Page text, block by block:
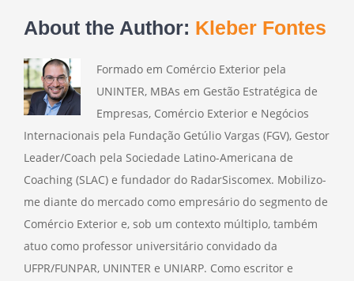
About the Author: Kleber Fontes
Formado em Comércio Exterior pela
UNINTER, MBAs em Gestão Estratégica de
Empresas, Comércio Exterior e Negócios
Internacionais pela Fundação Getúlio Vargas (FGV), Gestor
Leader/Coach pela Sociedade Latino-Americana de
Coaching (SLAC) e fundador do RadarSiscomex. Mobilizo-
me diante do mercado como empresário do segmento de
Comércio Exterior e, sob um contexto múltiplo, também
atuo como professor universitário convidado da
UFPR/FUNPAR, UNINTER e UNIARP. Como escritor e